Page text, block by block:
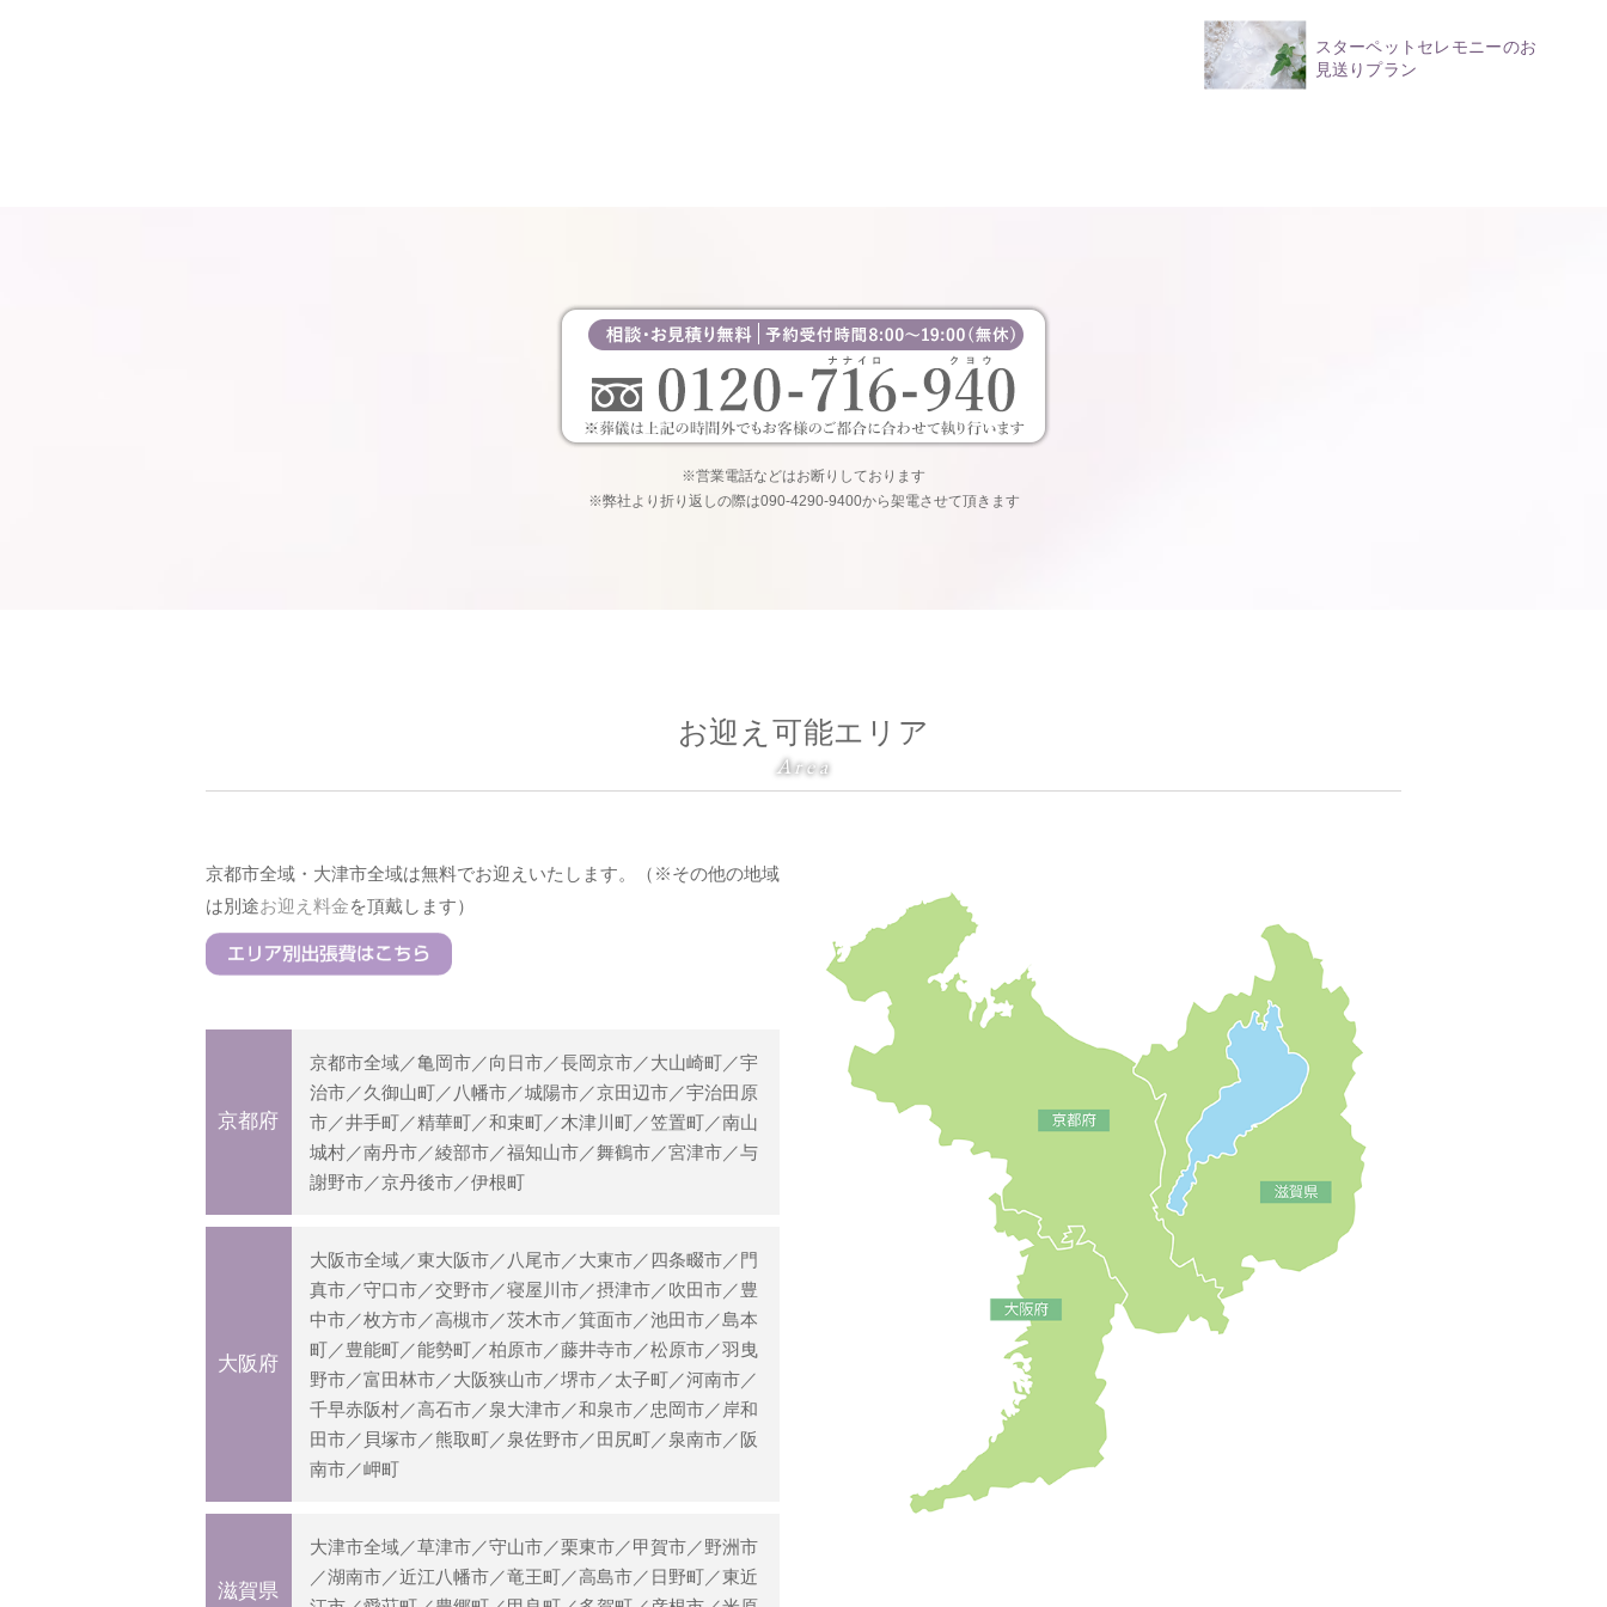
スターペットセレモニーのお
見送りプラン
※営業電話などはお断りしております
※弊社より折り返しの際は090-4290-9400から架電させて頂きます
お迎え可能エリア
Area
京都市全域・大津市全域は無料でお迎えいたします。（※その他の地域
は別途お迎え料金を頂戴します）
京都府
京都市全域／亀岡市／向日市／長岡京市／大山崎町／宇
治市／久御山町／八幡市／城陽市／京田辺市／宇治田原
市／井手町／精華町／和束町／木津川町／笠置町／南山
城村／南丹市／綾部市／福知山市／舞鶴市／宮津市／与
謝野市／京丹後市／伊根町
大阪府
大阪市全域／東大阪市／八尾市／大東市／四条畷市／門
真市／守口市／交野市／寝屋川市／摂津市／吹田市／豊
中市／枚方市／高槻市／茨木市／箕面市／池田市／島本
町／豊能町／能勢町／柏原市／藤井寺市／松原市／羽曳
野市／富田林市／大阪狭山市／堺市／太子町／河南市／
千早赤阪村／高石市／泉大津市／和泉市／忠岡市／岸和
田市／貝塚市／熊取町／泉佐野市／田尻町／泉南市／阪
南市／岬町
滋賀県
大津市全域／草津市／守山市／栗東市／甲賀市／野洲市
／湖南市／近江八幡市／竜王町／高島市／日野町／東近